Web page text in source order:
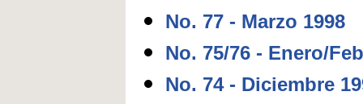
No. 77 - Marzo 1998
No. 75/76 - Enero/
No. 74 - Diciembre